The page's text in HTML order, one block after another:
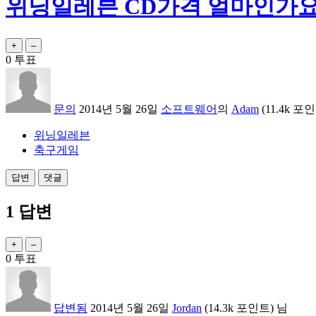
위닝일레븐 CD가격 얼마인가
0 투표
문의 2014년 5월 26일 소프트웨어 의 Adam (11.4k 포
위닝일레븐
축구게임
1 답변
0 투표
답변됨 2014년 5월 26일 Jordan (14.3k 포인트) 님